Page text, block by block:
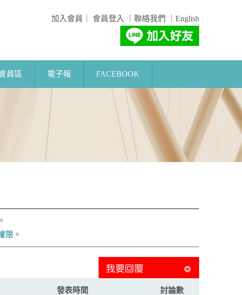
加入會員 會員登入 聯絡我們 English
員區 電子報 FACEBOOK
限。
發表時間 討論數